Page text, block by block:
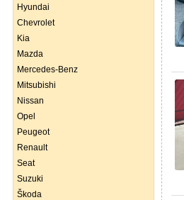
Hyundai
Chevrolet
Kia
Mazda
Mercedes-Benz
Mitsubishi
Nissan
Opel
Peugeot
Renault
Seat
Suzuki
Škoda